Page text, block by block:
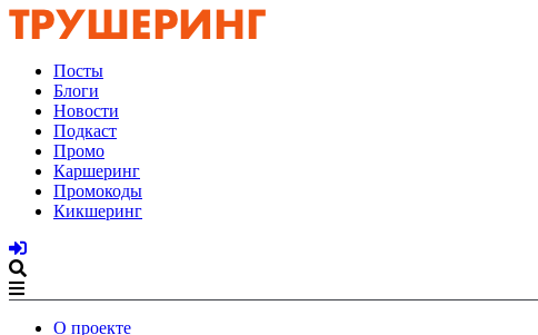
Посты
Блоги
Новости
Подкаст
Промо
Каршеринг
Промокоды
Кикшеринг
О проекте